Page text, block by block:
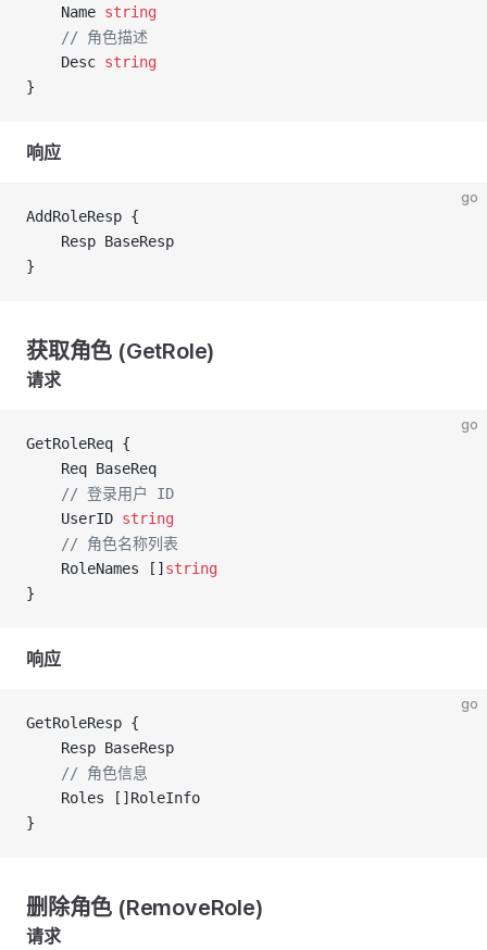
	Name
string
	// 角色描述
	Desc
string
}
响应
go
AddRoleResp {
	Resp BaseResp
}
获取角色 (GetRole)
请求
go
GetRoleReq {
	Req BaseReq
	// 登录用户 ID
	UserID
string
	// 角色名称列表
	RoleNames []
string
}
响应
go
GetRoleResp {
	Resp BaseResp
	// 角色信息
	Roles []RoleInfo
}
删除角色 (RemoveRole)
请求